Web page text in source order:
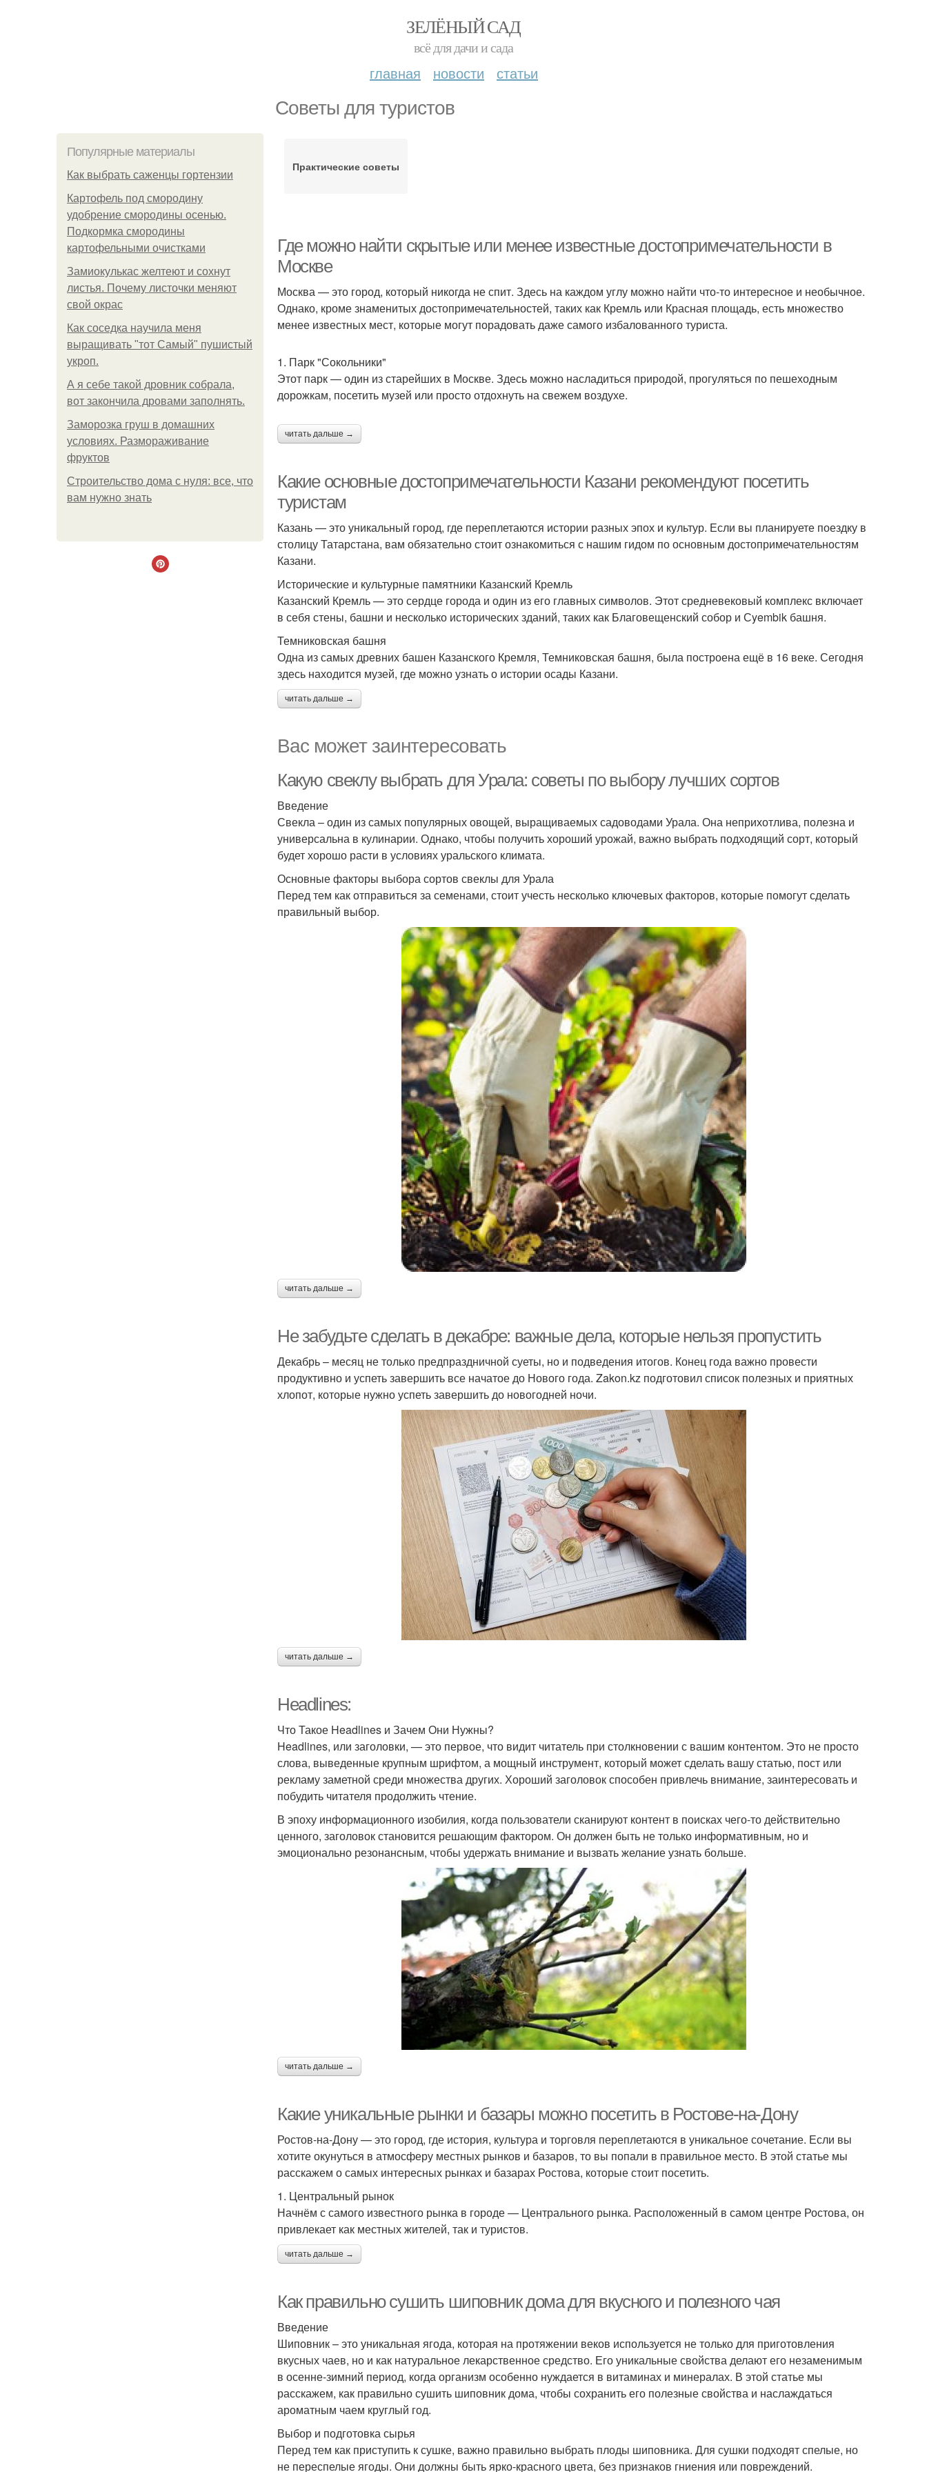
ЗЕЛЁНЫЙ САД
всё для дачи и сада
главная новости статьи
Советы для туристов
Популярные материалы
Как выбрать саженцы гортензии
Картофель под смородину
удобрение смородины осенью.
Подкормка смородины
картофельными очистками
Замиокулькас желтеют и сохнут
листья. Почему листочки меняют
свой окрас
Как соседка научила меня
выращивать "тот Самый" пушистый
укроп.
А я себе такой дровник собрала,
вот закончила дровами заполнять.
Заморозка груш в домашних
условиях. Размораживание
фруктов
Строительство дома с нуля: все, что
вам нужно знать
Практические советы
Где можно найти скрытые или менее известные достопримечательности в
Москве
Москва — это город, который никогда не спит. Здесь на каждом углу можно найти что-то интересное и необычное.
Однако, кроме знаменитых достопримечательностей, таких как Кремль или Красная площадь, есть множество
менее известных мест, которые могут порадовать даже самого избалованного туриста.
1. Парк "Сокольники"
Этот парк — один из старейших в Москве. Здесь можно насладиться природой, прогуляться по пешеходным
дорожкам, посетить музей или просто отдохнуть на свежем воздухе.
читать дальше →
Какие основные достопримечательности Казани рекомендуют посетить
туристам
Казань — это уникальный город, где переплетаются истории разных эпох и культур. Если вы планируете поездку в
столицу Татарстана, вам обязательно стоит ознакомиться с нашим гидом по основным достопримечательностям
Казани.
Исторические и культурные памятники Казанский Кремль
Казанский Кремль — это сердце города и один из его главных символов. Этот средневековый комплекс включает
в себя стены, башни и несколько исторических зданий, таких как Благовещенский собор и Сyembik башня.
Темниковская башня
Одна из самых древних башен Казанского Кремля, Темниковская башня, была построена ещё в 16 веке. Сегодня
здесь находится музей, где можно узнать о истории осады Казани.
читать дальше →
Вас может заинтересовать
Какую свеклу выбрать для Урала: советы по выбору лучших сортов
Введение
Свекла – один из самых популярных овощей, выращиваемых садоводами Урала. Она неприхотлива, полезна и
универсальна в кулинарии. Однако, чтобы получить хороший урожай, важно выбрать подходящий сорт, который
будет хорошо расти в условиях уральского климата.
Основные факторы выбора сортов свеклы для Урала
Перед тем как отправиться за семенами, стоит учесть несколько ключевых факторов, которые помогут сделать
правильный выбор.
читать дальше →
Не забудьте сделать в декабре: важные дела, которые нельзя пропустить
Декабрь – месяц не только предпраздничной суеты, но и подведения итогов. Конец года важно провести
продуктивно и успеть завершить все начатое до Нового года. Zakon.kz подготовил список полезных и приятных
хлопот, которые нужно успеть завершить до новогодней ночи.
читать дальше →
Headlines:
Что Такое Headlines и Зачем Они Нужны?
Headlines, или заголовки, — это первое, что видит читатель при столкновении с вашим контентом. Это не просто
слова, выведенные крупным шрифтом, а мощный инструмент, который может сделать вашу статью, пост или
рекламу заметной среди множества других. Хороший заголовок способен привлечь внимание, заинтересовать и
побудить читателя продолжить чтение.
В эпоху информационного изобилия, когда пользователи сканируют контент в поисках чего-то действительно
ценного, заголовок становится решающим фактором. Он должен быть не только информативным, но и
эмоционально резонансным, чтобы удержать внимание и вызвать желание узнать больше.
читать дальше →
Какие уникальные рынки и базары можно посетить в Ростове-на-Дону
Ростов-на-Дону — это город, где история, культура и торговля переплетаются в уникальное сочетание. Если вы
хотите окунуться в атмосферу местных рынков и базаров, то вы попали в правильное место. В этой статье мы
расскажем о самых интересных рынках и базарах Ростова, которые стоит посетить.
1. Центральный рынок
Начнём с самого известного рынка в городе — Центрального рынка. Расположенный в самом центре Ростова, он
привлекает как местных жителей, так и туристов.
читать дальше →
Как правильно сушить шиповник дома для вкусного и полезного чая
Введение
Шиповник – это уникальная ягода, которая на протяжении веков используется не только для приготовления
вкусных чаев, но и как натуральное лекарственное средство. Его уникальные свойства делают его незаменимым
в осенне-зимний период, когда организм особенно нуждается в витаминах и минералах. В этой статье мы
расскажем, как правильно сушить шиповник дома, чтобы сохранить его полезные свойства и наслаждаться
ароматным чаем круглый год.
Выбор и подготовка сырья
Перед тем как приступить к сушке, важно правильно выбрать плоды шиповника. Для сушки подходят спелые, но
не переспелые ягоды. Они должны быть ярко-красного цвета, без признаков гниения или повреждений.